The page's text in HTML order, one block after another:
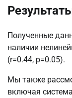
Полученные
наличии
(r=0.44, p=0.05).
Мы также
включая